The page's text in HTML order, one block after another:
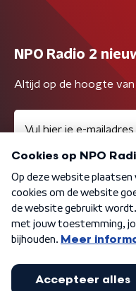
NPO Radio 2
Altijd op de hoogte
Algemene voorwaarden